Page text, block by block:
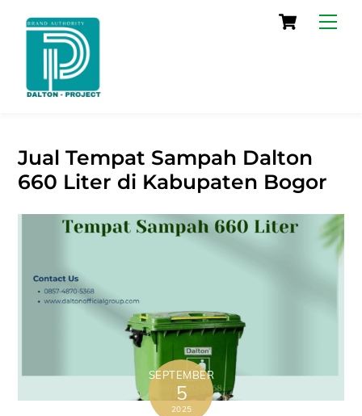
Cart
Jual Tempat Sampah Dalton
660 Liter di Kabupaten Bogor
SEPTEMBER
5
2025